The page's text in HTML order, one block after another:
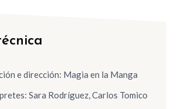
e dirección: Magia en la Manga
Sara Rodríguez, Carlos Tomico